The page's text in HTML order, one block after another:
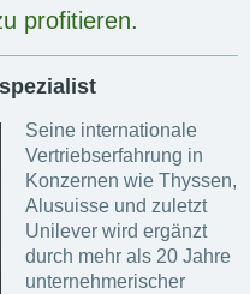
profitieren.
Seine internationale
Vertriebserfahrung in
Konzernen wie Thyssen,
Alusuisse und zuletzt
Unilever wird ergänzt
durch mehr als 20 Jahre
unternehmerischer